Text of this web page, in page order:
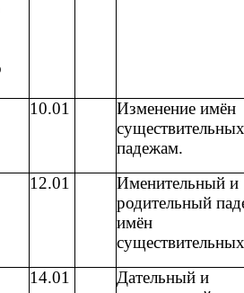
10.01
Изменение имён
падежам.
12.01
Именительный и
родительный
имён
14.01
Дательный и